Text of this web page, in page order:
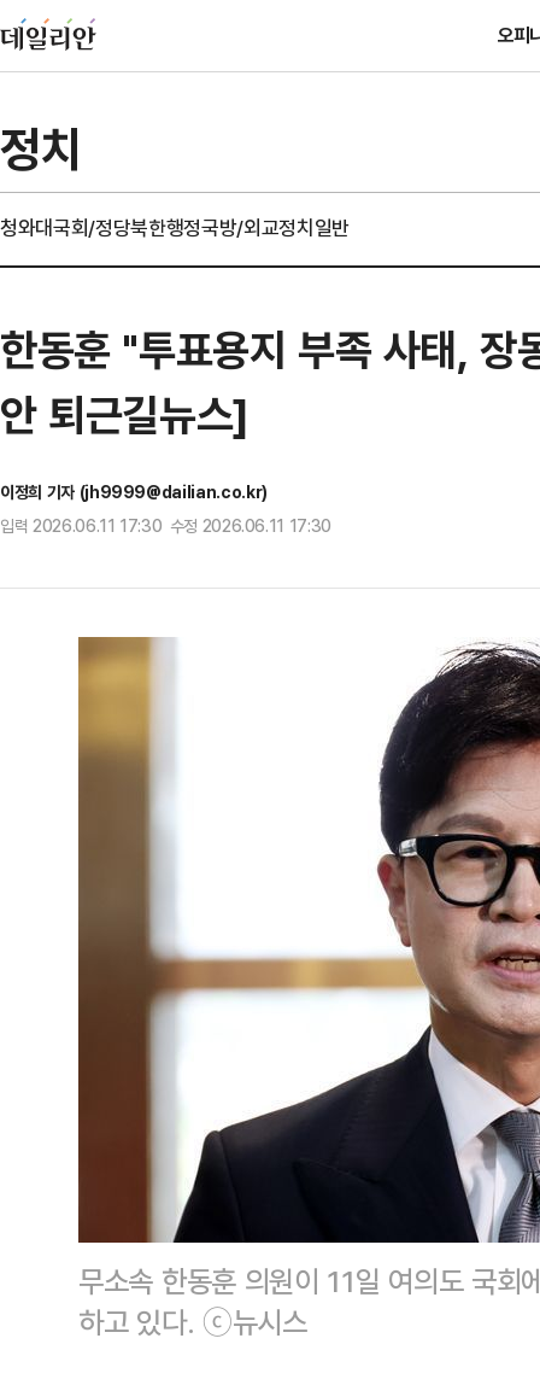
오피
정치
청와대국회/정당북한행정국방/외교정치일반
한동훈 "투표용지 부족 사태,
안 퇴근길뉴스]
이정희 기자 (jh9999@dailian.co.kr)
입력 2026.06.11 17:30 수정 2026.06.11 17:30
무소속 한동훈 의원이 11일 여의도 국회
하고 있다. ⓒ뉴시스